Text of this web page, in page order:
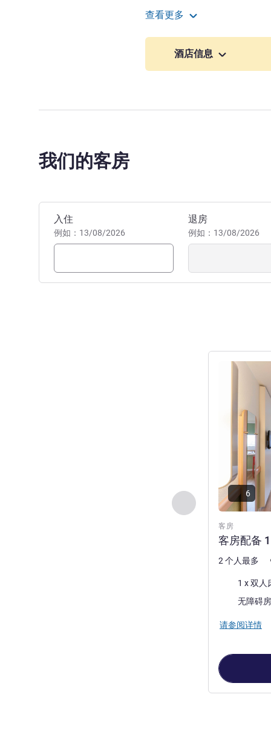
城、当地人和美食。
我和我的团队很高兴欢迎
巴伦西亚仅 10 公里。在工
心。畅享热情招待！
查看更多
酒店信息
我们的客房
预订此酒店
入住
例如：13/08/2026
退房
例如：13/08/2026
上一个 - 客房
客房
客房配备
请参阅详情
6
2 个人最多
床上用品1 x 双人
无障碍
请参阅详情